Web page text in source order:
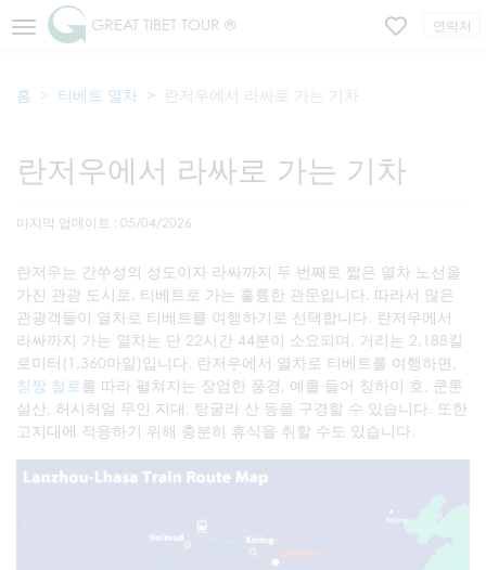
GREAT TIBET TOUR ® 연락처
홈 티베트 열차 란저우에서 라싸로 가는 기차
란저우에서 라싸로 가는 기차
마지막 업데이트 : 05/04/2026
란저우는 간쑤성의 성도이자 라싸까지 두 번째로 짧은 열차 노선을
가진 관광 도시로, 티베트로 가는 훌륭한 관문입니다. 따라서 많은
관광객들이 열차로 티베트를 여행하기로 선택합니다. 란저우에서
라싸까지 가는 열차는 단 22시간 44분이 소요되며, 거리는 2,188킬
로미터(1,360마일)입니다. 란저우에서 열차로 티베트를 여행하면,
칭짱 철로를 따라 펼쳐지는 장엄한 풍경, 예를 들어 칭하이 호, 쿤룬
설산, 허시허얼 무인 지대, 탕굴라 산 등을 구경할 수 있습니다. 또한
고지대에 적응하기 위해 충분히 휴식을 취할 수도 있습니다.